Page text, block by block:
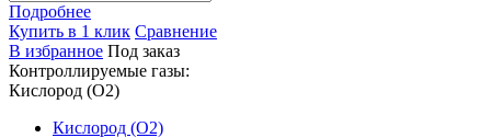
Подробнее
Купить в 1 клик Сравнение
В избранное Под заказ
Контроллируемые газы:
Кислород (O2)
Кислород (O2)